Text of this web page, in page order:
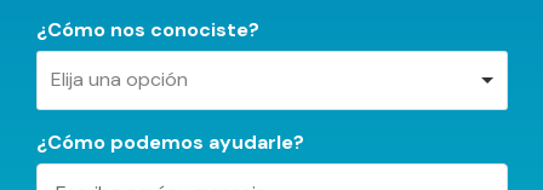
¿Cómo nos conociste?
Elija una opción
¿Cómo podemos ayudarle?